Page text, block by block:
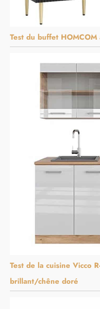
Test du buffet
Test de la cuisine Vicco
brillant/chêne doré